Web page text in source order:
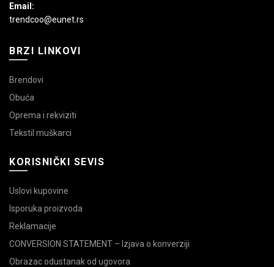
Email:
trendcoo@eunet.rs
BRZI LINKOVI
Brendovi
Obuća
Oprema i rekviziti
Tekstil muškarci
KORISNIČKI SEVIS
Uslovi kupovine
Isporuka proizvoda
Reklamacije
CONVERSION STATEMENT – Izjava o konverziji
Obrazac odustanak od ugovora